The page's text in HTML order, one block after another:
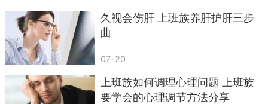
久视会伤肝 上班族养肝护肝三步
曲
07-20
上班族如何调理心理问题 上班族
要学会的心理调节方法分享